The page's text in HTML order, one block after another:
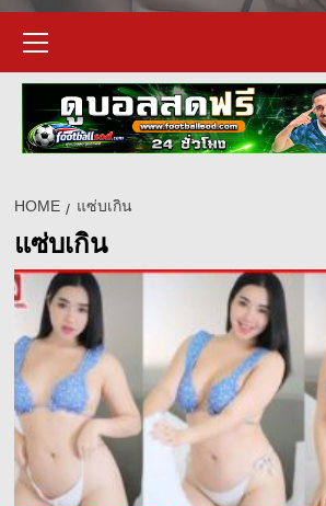
Menu
HOME แซ่บเกิน
แซ่บเกิน